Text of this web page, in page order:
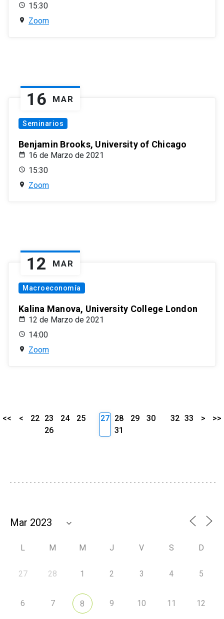
15:30
Zoom
16 MAR
Seminarios
Benjamin Brooks, University of Chicago
16 de Marzo de 2021
15:30
Zoom
12 MAR
Macroeconomía
Kalina Manova, University College London
12 de Marzo de 2021
14:00
Zoom
<< < 22 23 24
25
26
27 28 29
30
31
32 33 > >>
L M M J V S D
27 28 1 2 3 4 5
6 7 8 9 10 11 12